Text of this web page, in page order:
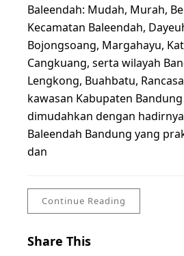
Baleendah: Mudah, Murah,
Kecamatan Baleendah,
Bojongsoang, Margahayu,
Cangkuang, serta wilayah
Lengkong, Buahbatu,
kawasan Kabupaten
dimudahkan dengan
Baleendah Bandung yang
dan
Continue Reading
Share This